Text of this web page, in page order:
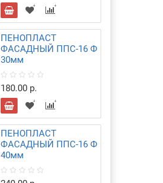
ПЕНОПЛАСТ
ФАСАДНЫЙ ППС-16 Ф
30мм
180.00 р.
ПЕНОПЛАСТ
ФАСАДНЫЙ ППС-16 Ф
40мм